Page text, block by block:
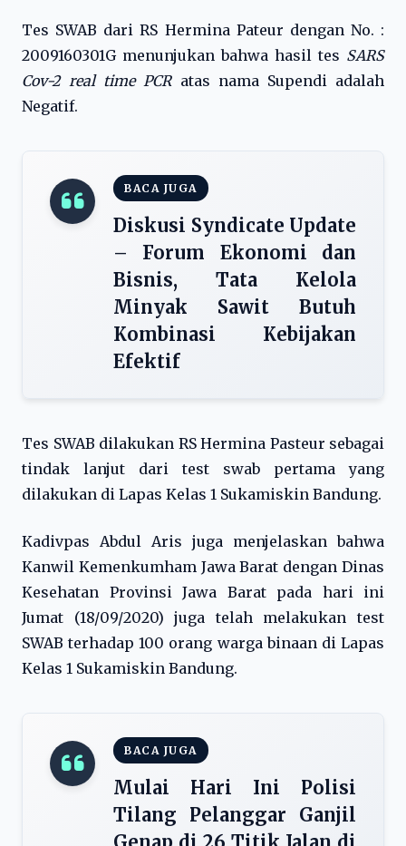
Tes SWAB dari RS Hermina Pateur dengan No. :
2009160301G menunjukan bahwa hasil tes SARS
Cov-2 real time PCRatas nama Supendi adalah
Negatif.
BACA JUGA
Diskusi Syndicate Update
– Forum Ekonomi dan
Bisnis, Tata Kelola
Minyak Sawit Butuh
Kombinasi Kebijakan
Efektif
Tes SWAB dilakukan RS Hermina Pasteur sebagai
tindak lanjut dari test swab pertama yang
dilakukan di Lapas Kelas 1 Sukamiskin Bandung.
Kadivpas Abdul Aris juga menjelaskan bahwa
Kanwil Kemenkumham Jawa Barat dengan Dinas
Kesehatan Provinsi Jawa Barat pada hari ini
Jumat (18/09/2020) juga telah melakukan test
SWAB terhadap 100 orang warga binaan di Lapas
Kelas 1 Sukamiskin Bandung.
BACA JUGA
Mulai Hari Ini Polisi
Tilang Pelanggar Ganjil